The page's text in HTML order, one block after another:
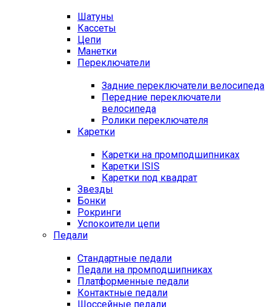
Шатуны
Кассеты
Цепи
Манетки
Переключатели
Задние переключатели велосипеда
Передние переключатели
велосипеда
Ролики переключателя
Каретки
Каретки на промподшипниках
Каретки ISIS
Каретки под квадрат
Звезды
Бонки
Рокринги
Успокоители цепи
Педали
Стандартные педали
Педали на промподшипниках
Платформенные педали
Контактные педали
Шоссейные педали